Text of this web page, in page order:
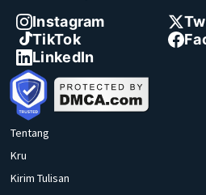
Instagram
TikTok
LinkedIn
Tentang
Kru
Kirim Tulisan